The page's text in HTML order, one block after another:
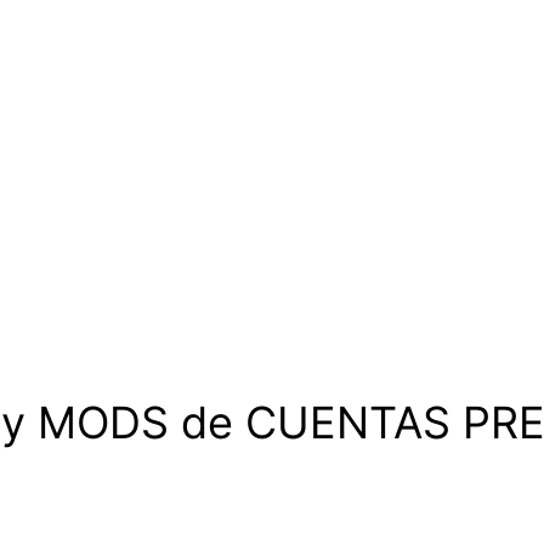
MODS de CUENTAS